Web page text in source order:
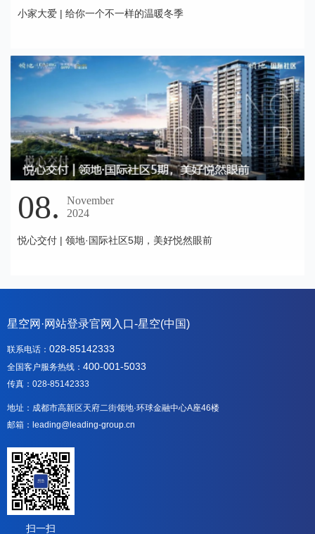
小家大爱 | 给你一个不一样的温暖冬季
08.
November
2024
悦心交付 | 领地·国际社区5期，美好悦然眼前
星空网·网站登录官网入口-星空(中国)
联系电话： 028-85142333
全国客户服务热线： 400-001-5033
传真：028-85142333
地址：成都市高新区天府二街领地·环球金融中心A座46楼
邮箱：leading@leading-group.cn
扫一扫